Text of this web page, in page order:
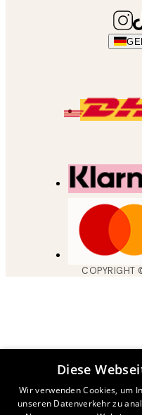
Diese
Wir verwenden Cookies, um
unseren Datenverkehr zu